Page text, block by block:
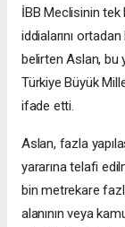
İBB Meclisinin
iddialarını
belirten Aslan, bu
Türkiye Büyük
ifade etti.
Aslan, fazla
yararına telafi
bin metrekare
alanının veya